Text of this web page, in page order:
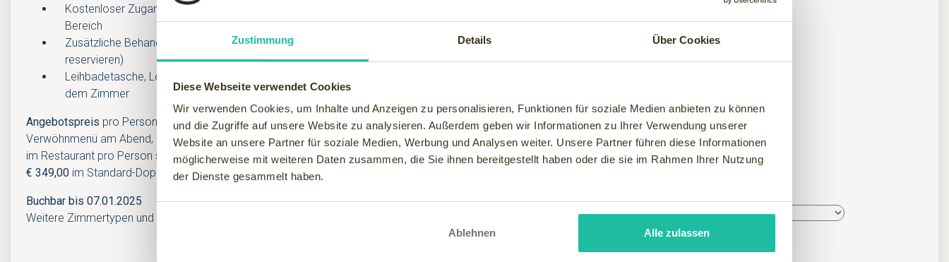
Zustimmung Details Über Cookies
Diese Webseite verwendet Cookies
Wir verwenden Cookies, um Inhalte und Anzeigen zu personalisieren, Funktionen für soziale Medien anbieten zu können
und die Zugriffe auf unsere Website zu analysieren. Außerdem geben wir Informationen zu Ihrer Verwendung unserer
Website an unsere Partner für soziale Medien, Werbung und Analysen weiter. Unsere Partner führen diese Informationen
möglicherweise mit weiteren Daten zusammen, die Sie ihnen bereitgestellt haben oder die sie im Rahmen Ihrer Nutzung
der Dienste gesammelt haben.
Ablehnen Alle zulassen
Kostenloser Zugang zum Kaiserstuhl-Spa mit Pool, Sauna und Beauty-
Bereich
Zusätzliche Behandlungen und Anwendungen (bitte rechtzeitig im Voraus
reservieren)
Leihbadetasche, Leihbademantel und Leihhandtücher befinden sich auf
dem Zimmer
Angebotspreis pro Person inkl. Genießer Frühstücksbuffet, täglich 4-Gang
Verwöhnmenü am Abend, 1x Lavendel-Menü am 2. Abend, 1x Kaffee und Kuchen
im Restaurant pro Person sowie o.g. Leistungenab:
€ 349,00 im Standard-Doppelzimmer
Buchbar bis 07.01.2025
Weitere Zimmertypen und Einzelbelegung auf Anfrage. Preise exklusive Kurtaxe.
Ihre Kontaktdaten